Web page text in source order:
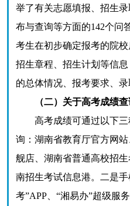
举了有关志愿填报、招生
布与查询等方面的142个问
考生在初步确定报考的院
招生章程、招生计划等信
的总体情况、报考要求、录
（二）关于高考成绩
高考成绩可通过以下三
询：湖南省教育厅官方网
舰店、湖南省普通高校招
南招生考试信息港。二是
考”APP、“湘易办”超级服